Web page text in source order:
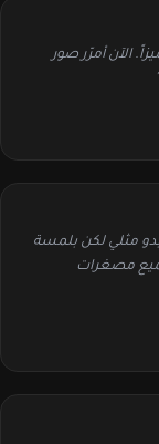
الآن أمرّر صور
عند 40% لا أزال أبدو مثلي لكن بلمسة
لجميع مصغرات